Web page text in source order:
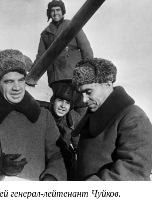
генерал-лейтенант Чуйков.